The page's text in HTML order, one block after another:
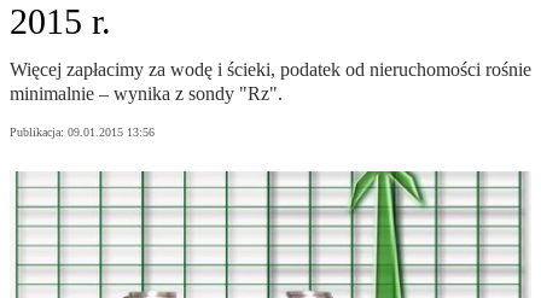
2015 r.
Więcej zapłacimy za wodę i ścieki, podatek od nieruchomości rośnie
minimalnie – wynika z sondy "Rz".
Publikacja: 09.01.2015 13:56